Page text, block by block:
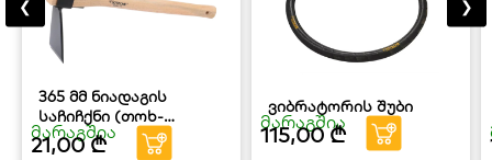
365 მმ ნიადაგის
საჩიჩქნი (თოხ-
ფიწალი) HOTECHE
მარაგშია
21,00₾
ვიბრატორის შუბი
მარაგშია
115,00₾
❮ ❯